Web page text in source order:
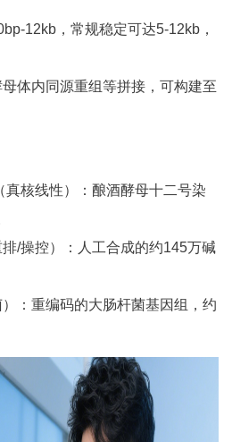
12kb，常规稳定可达5-12kb，
体内同源重组等拼接，可构建至
核线性）：酿酒酵母十二号染
/操控）：人工合成的约145万碱
：重编码的大肠杆菌基因组，约